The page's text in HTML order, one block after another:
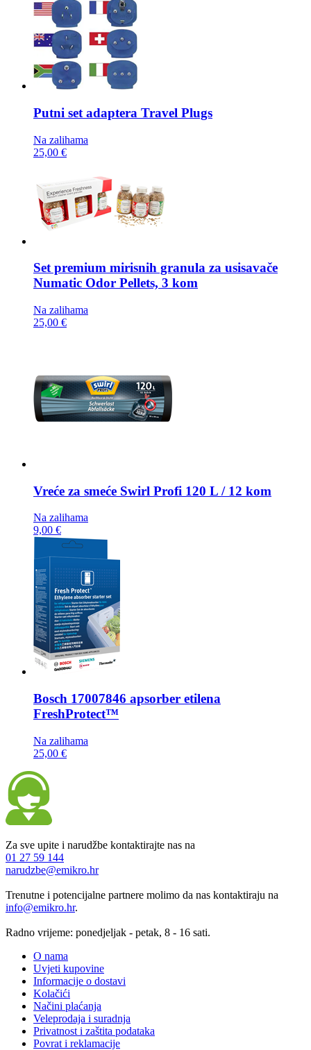
Putni set adaptera Travel Plugs
Na zalihama
25,00 €
Set premium mirisnih granula za usisavače
Numatic Odor Pellets, 3 kom
Na zalihama
25,00 €
Vreće za smeće Swirl Profi 120 L / 12 kom
Na zalihama
9,00 €
Bosch 17007846 apsorber etilena
FreshProtect™
Na zalihama
25,00 €
Za sve upite i narudžbe kontaktirajte nas na
01 27 59 144
narudzbe@emikro.hr
Trenutne i potencijalne partnere molimo da nas kontaktiraju na
info@emikro.hr.
Radno vrijeme: ponedjeljak - petak, 8 - 16 sati.
O nama
Uvjeti kupovine
Informacije o dostavi
Kolačići
Načini plaćanja
Veleprodaja i suradnja
Privatnost i zaštita podataka
Povrat i reklamacije